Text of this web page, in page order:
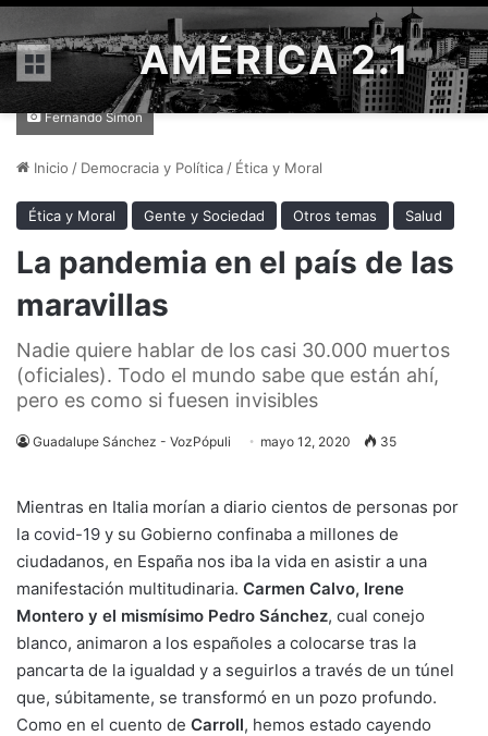
Menú AMÉRICA 2.1
Fernando Simón
Inicio / Democracia y Política / Ética y Moral
Ética y Moral Gente y Sociedad Otros temas Salud
La pandemia en el país de las
maravillas
Nadie quiere hablar de los casi 30.000 muertos
(oficiales). Todo el mundo sabe que están ahí,
pero es como si fuesen invisibles
Guadalupe Sánchez - VozPópuli mayo 12, 2020 35
Mientras en Italia morían a diario cientos de personas por
la covid-19 y su Gobierno confinaba a millones de
ciudadanos, en España nos iba la vida en asistir a una
manifestación multitudinaria. Carmen Calvo, Irene
Montero y el mismísimo Pedro Sánchez, cual conejo
blanco, animaron a los españoles a colocarse tras la
pancarta de la igualdad y a seguirlos a través de un túnel
que, súbitamente, se transformó en un pozo profundo.
Como en el cuento de Carroll, hemos estado cayendo